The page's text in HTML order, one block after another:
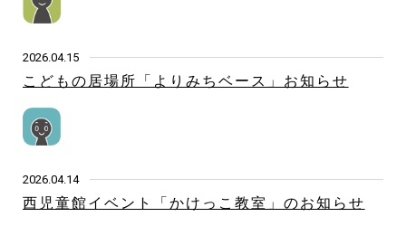
2026.04.15
こどもの居場所「よりみちベース」お知らせ
2026.04.14
西児童館イベント「かけっこ教室」のお知らせ